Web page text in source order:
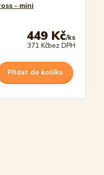
- mini
449 Kč/ks
371 Kčbez DPH
Přidat do košíku